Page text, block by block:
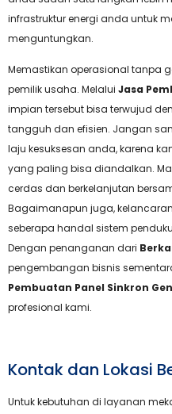
infrastruktur energi anda untuk
menguntungkan.
Memastikan operasional tanpa
pemilik usaha. Melalui Jasa
impian tersebut bisa terwujud
tangguh dan efisien. Jangan
laju kesuksesan anda, karena
yang paling bisa diandalkan.
cerdas dan berkelanjutan
Bagaimanapun juga,
seberapa handal sistem
Dengan penanganan dari
pengembangan bisnis
Pembuatan Panel Sinkron
profesional kami.
Kontak dan Lokasi
Untuk kebutuhan di layanan